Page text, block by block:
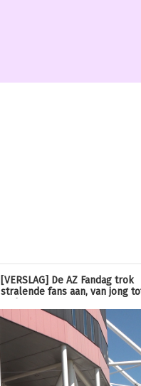
[VERSLAG] De AZ Fandag trok
stralende fans aan, van jong